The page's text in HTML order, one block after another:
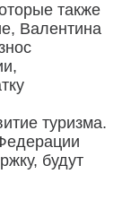
также
Валентина
туризма.
будут